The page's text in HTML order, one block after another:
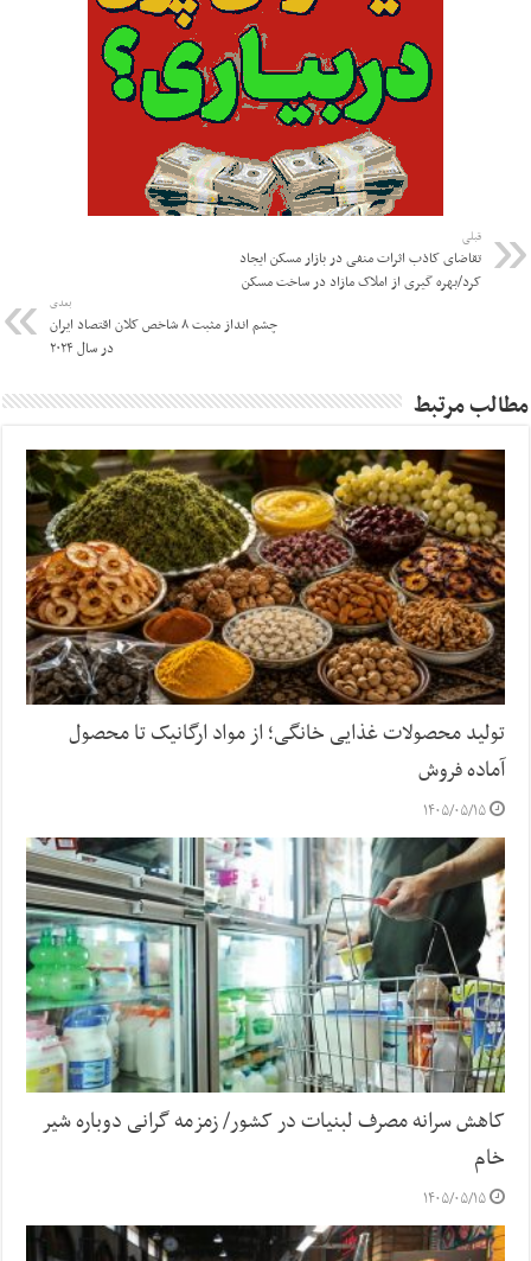
قبلی
تقاضای کاذب اثرات منفی در بازار مسکن ایجاد
کرد/بهره گیری از املاک مازاد در ساخت مسکن
بعدی
چشم انداز مثبت ۸ شاخص کلان اقتصاد ایران
در سال ۲۰۲۴
مطالب مرتبط
تولید محصولات غذایی خانگی؛ از مواد ارگانیک تا محصول
آماده فروش
۱۴۰۵/۰۵/۱۵
کاهش سرانه مصرف لبنیات در کشور/ زمزمه گرانی دوباره شیر
خام
۱۴۰۵/۰۵/۱۵